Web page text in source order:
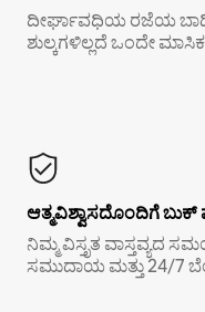
ದೀರ್ಘಾವಧಿಯ ರಜೆಯ
ಶುಲ್ಕಗಳಿಲ್ಲದೆ ಒಂದೇ
ಆತ್ಮವಿಶ್ವಾಸದೊಂದಿಗೆ
ನಿಮ್ಮ ವಿಸ್ತೃತ ವಾಸ್ತವ್ಯದ
ಸಮುದಾಯ ಮತ್ತು 24/7